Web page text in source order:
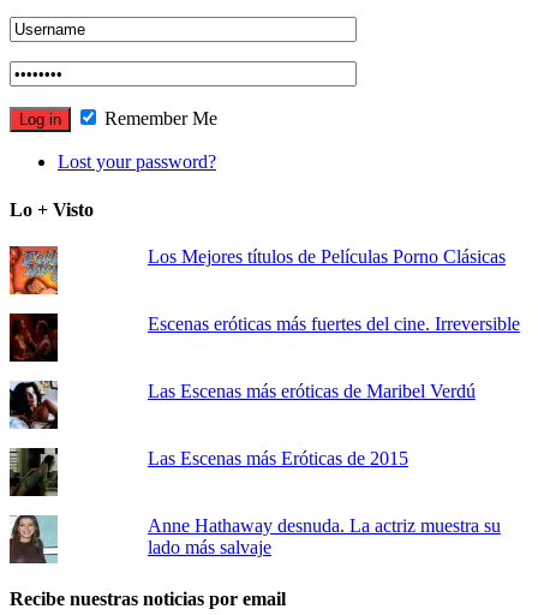
Remember Me
Lost your password?
Lo + Visto
Los Mejores títulos de Películas Porno Clásicas
Escenas eróticas más fuertes del cine. Irreversible
Las Escenas más eróticas de Maribel Verdú
Las Escenas más Eróticas de 2015
Anne Hathaway desnuda. La actriz muestra su
lado más salvaje
Recibe nuestras noticias por email